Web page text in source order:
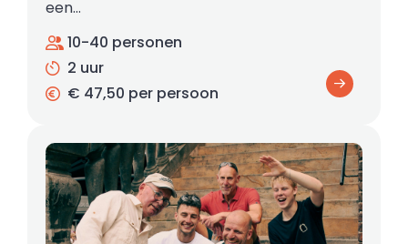
een…
10-40 personen
2 uur
€ 47,50 per persoon